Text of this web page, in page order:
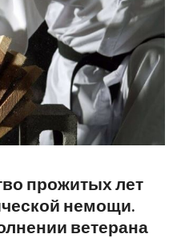
прожитых лет
немощи.
ветерана